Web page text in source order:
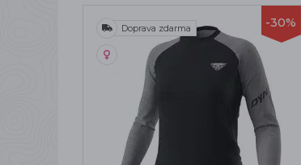
-30%
Doprava zdarma